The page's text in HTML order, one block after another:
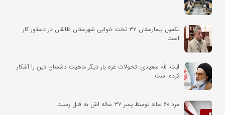
تکمیل بیمارستان ۳۲ تخت خوابی شهرستان طالقان در دستور کار
است
آیت الله سعیدی: تحولات غزه بار دیگر ماهیت دشمنان دین را آشکار
کرده است
مرد ۶۰ ساله توسط پسر ۳۷ ساله اش به قتل رسید!